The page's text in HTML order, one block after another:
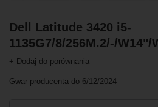
Dell Latitude 3420 i5-
1135G7/8/256M.2/-/W14"/
+ Dodaj do porównania
Gwar producenta do 6/12/2024